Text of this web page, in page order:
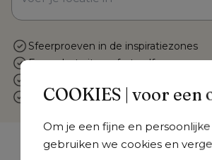
COOKIES | voor
Om je een fijne en
gebruiken we cookies en
Sfeerproeven in de inspiratiezones
Ervaar het zitcomfort zelf
Vakkundig advies op maat